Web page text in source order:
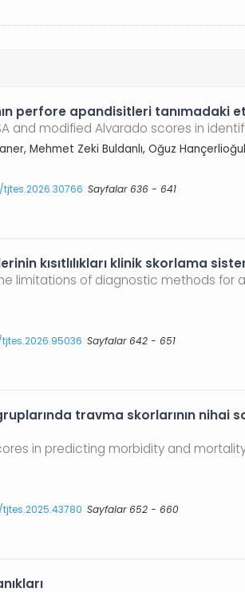
perfore apandisitleri tanımadaki
and modified Alvarado scores in
Mehmet Zeki Buldanlı, Oğuz
tjtes.2026.30766 Sayfalar 636 - 641
kısıtlılıkları klinik skorlama
limitations of diagnostic methods for
tjtes.2026.95036 Sayfalar 642 - 651
travma skorlarının nihai
in predicting morbidity and
tjtes.2025.43780 Sayfalar 652 - 660